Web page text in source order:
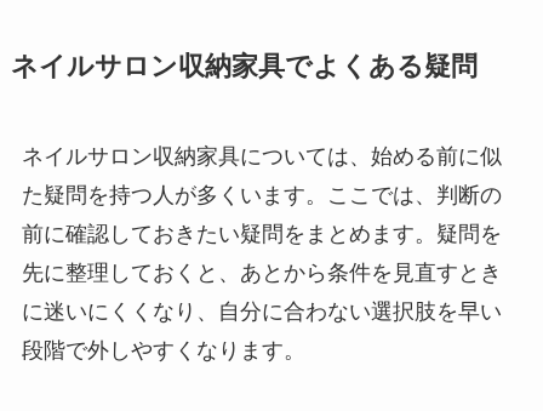
ネイルサロン収納家具でよくある疑問
ネイルサロン収納家具については、始める前に似
た疑問を持つ人が多くいます。ここでは、判断の
前に確認しておきたい疑問をまとめます。疑問を
先に整理しておくと、あとから条件を見直すとき
に迷いにくくなり、自分に合わない選択肢を早い
段階で外しやすくなります。